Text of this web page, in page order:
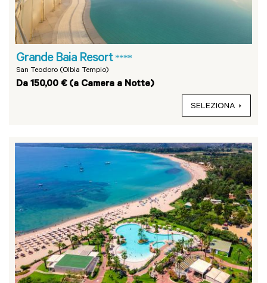
Grande Baia Resort ****
San Teodoro (Olbia Tempio)
Da 150,00 € (a Camera a Notte)
SELEZIONA